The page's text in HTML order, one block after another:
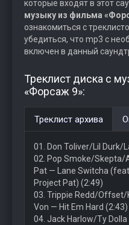
которые входят в этот
музыку из фильма
ознакомиться с
убедиться, что mp3 с
включен в данный
Треклист диска с
«Форсаж 9»:
Треклист архива
01. Don Toliver/Lil Durk/
02. Pop Smoke/
Pat — Lane Switcha
Project Pat) (2:49)
03. Trippie Redd/Offset/
Von — Hit Em Hard (2:43)
04. Jack Harlow/Ty